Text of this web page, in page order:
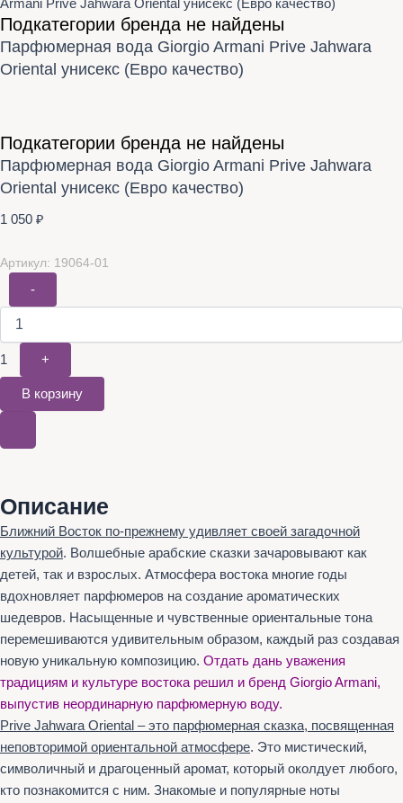
Armani Prive Jahwara Oriental унисекс (Евро качество)
Подкатегории бренда не найдены
Парфюмерная вода Giorgio Armani Prive Jahwara
Oriental унисекс (Евро качество)
Подкатегории бренда не найдены
Парфюмерная вода Giorgio Armani Prive Jahwara
Oriental унисекс (Евро качество)
1 050 ₽
Артикул: 19064-01
-
1 +
В корзину
Описание
Ближний Восток по-прежнему удивляет своей загадочной
культурой. Волшебные арабские сказки зачаровывают как
детей, так и взрослых. Атмосфера востока многие годы
вдохновляет парфюмеров на создание ароматических
шедевров. Насыщенные и чувственные ориентальные тона
перемешиваются удивительным образом, каждый раз создавая
новую уникальную композицию. Отдать дань уважения
традициям и культуре востока решил и бренд Giorgio Armani,
выпустив неординарную парфюмерную воду.
Prive Jahwara Oriental – это парфюмерная сказка, посвященная
неповторимой ориентальной атмосфере. Это мистический,
символичный и драгоценный аромат, который околдует любого,
кто познакомится с ним. Знакомые и популярные ноты